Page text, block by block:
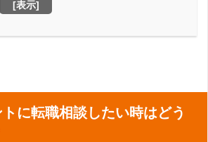
[表示]
に転職相談したい時はどう